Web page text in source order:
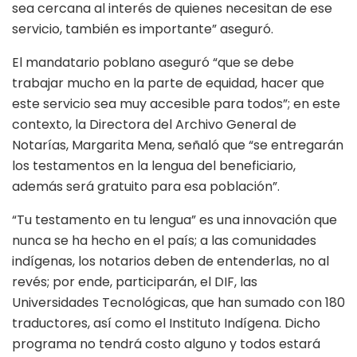
sea cercana al interés de quienes necesitan de ese
servicio, también es importante” aseguró.
El mandatario poblano aseguró “que se debe
trabajar mucho en la parte de equidad, hacer que
este servicio sea muy accesible para todos”; en este
contexto, la Directora del Archivo General de
Notarías, Margarita Mena, señaló que “se entregarán
los testamentos en la lengua del beneficiario,
además será gratuito para esa población”.
“Tu testamento en tu lengua” es una innovación que
nunca se ha hecho en el país; a las comunidades
indígenas, los notarios deben de entenderlas, no al
revés; por ende, participarán, el DIF, las
Universidades Tecnológicas, que han sumado con 180
traductores, así como el Instituto Indígena. Dicho
programa no tendrá costo alguno y todos estará